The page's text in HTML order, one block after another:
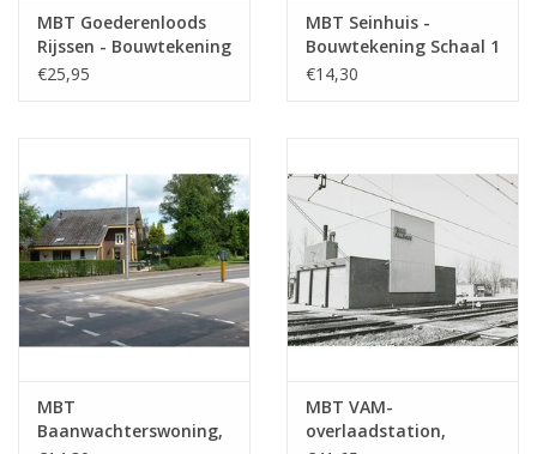
MBT Goederenloods
Rijssen - Bouwtekening
Schaal 1 : 87
€25,95
MBT Seinhuis -
Bouwtekening Schaal 1
: 87 (30.01.008)
€14,30
MBT
Baanwachterswoning,
MBT VAM-
overlaadstation,